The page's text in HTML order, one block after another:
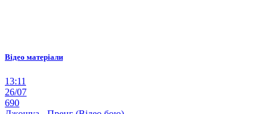
Відео матеріали
13:11
26/07
690